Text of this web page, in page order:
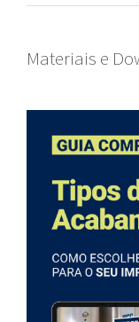
Materiais e